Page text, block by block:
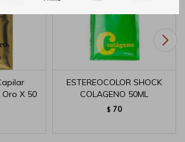
X 50
ESTEREOCOLOR SHOCK
COLAGENO 50ML
$ 70